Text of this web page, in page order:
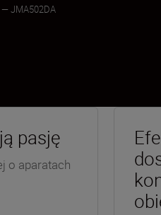
— JMA502DA
pasję
o aparatach